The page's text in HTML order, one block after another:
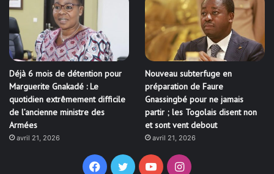
Déjà 6 mois de détention pour
Marguerite Gnakadé : Le
quotidien extrêmement difficile
de l’ancienne ministre des
Armées
avril 21, 2026
Nouveau subterfuge en
préparation de Faure
Gnassingbé pour ne jamais
partir ; les Togolais disent non
et sont vent debout
avril 21, 2026
Facebook
TwitterYouTubeInstagram